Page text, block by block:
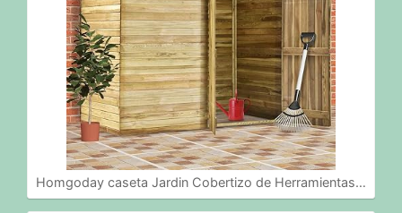
Homgoday caseta Jardin Cobertizo de Herramientas…